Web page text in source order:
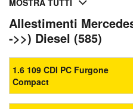
MOSTRA TUTTI
Allestimenti
->>) Diesel (585)
1.6 109 CDI PC Furgone
Compact